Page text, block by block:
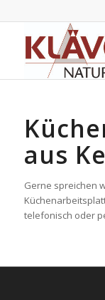
aus
Gerne spreichen
telefonisch oder